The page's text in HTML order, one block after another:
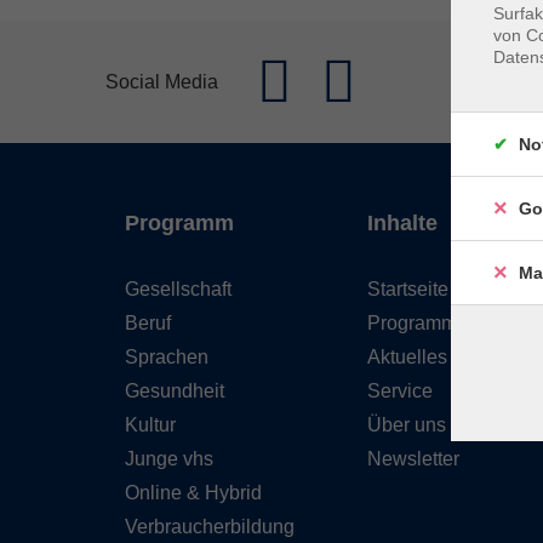
Social Media
Programm
Gesellschaft
Beruf
Sprachen
Gesundheit
Kultur
Junge vhs
Online & Hybrid
Verbraucherbildung
Inhalte
Startseite
Programm
Aktuelles
Service
Über uns
Newsletter
von